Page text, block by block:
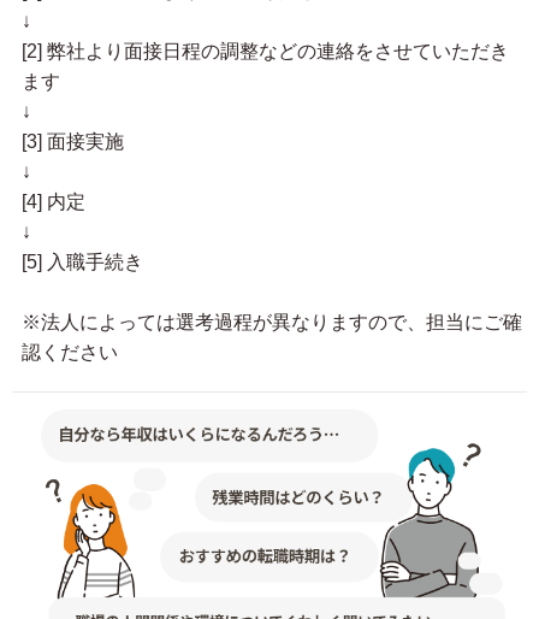
↓
[2] 弊社より面接日程の調整などの連絡をさせていただき
ます
↓
[3] 面接実施
↓
[4] 内定
↓
[5] 入職手続き
※法人によっては選考過程が異なりますので、担当にご確
認ください